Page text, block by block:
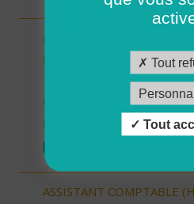
Auxiliaire de puériculture -
(H/F)
ASSISTANT COMPTABLE
Tout
Tout